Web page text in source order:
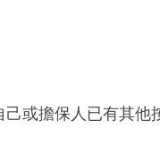
或擔保人已有其他